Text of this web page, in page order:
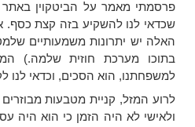
פרסמתי מאמר על הביטקוין
שכדאי לנו להשקיע בזה קצת כסף.
האלה יש יתרונות משמעותיים
בתוכו מערכת חוזית שלמה.)
למשפחתנו, הוא הסכים, וכדאי לנו
לרוע המזל, קניית מטבעות
ולאישי לא היה הזמן כי הוא היה